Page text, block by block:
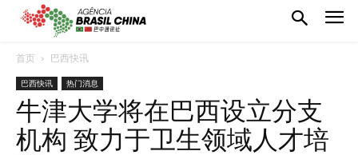
首页 巴西快讯
巴西快讯 热门消息
牛津大学将在巴西设立分支
机构 致力于卫生领域人才培